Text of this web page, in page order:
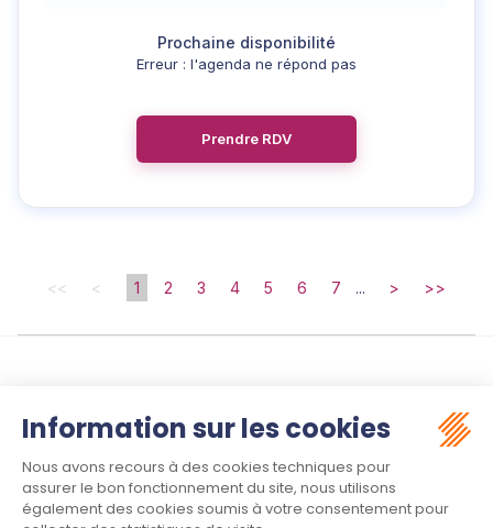
Erreur : l'agenda ne répond pas
Prendre RDV
<< < 1 2 3 4 5 6 7 ... > >>
Suivez-nous :